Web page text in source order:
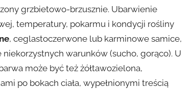
grzbietowo-brzusznie. Ubarwienie
temperatury, pokarmu i kondycji rośliny
, ceglastoczerwone lub karminowe samice,
warunków (sucho, gorąco). U
może być też żółtawozielona,
po bokach ciała, wypełnionymi treścią